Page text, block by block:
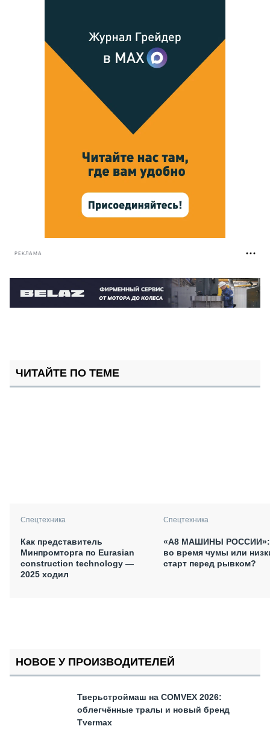
РЕКЛАМА
ЧИТАЙТЕ ПО ТЕМЕ
Спецтехника
Как представитель
Минпромторга по Eurasian
construction technology —
2025 ходил
Спецтехника
«А8 МАШИНЫ РОССИИ»:
во время чумы или
старт перед рывком?
НОВОЕ У ПРОИЗВОДИТЕЛЕЙ
Тверьстроймаш на COMVEX 2026:
облегчённые тралы и новый бренд
Tvermax